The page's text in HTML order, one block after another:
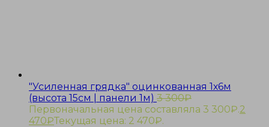
"Усиленная грядка" оцинкованная 1х6м
(высота 15см | панели 1м) 3 300₽
Первоначальная цена составляла 3 300₽.2
470₽Текущая цена: 2 470₽.